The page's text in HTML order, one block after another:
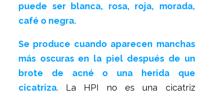
puede ser blanca, rosa, roja, morada,
café o negra.
Se produce cuando aparecen manchas
más oscuras en la piel después de un
brote de acné o una herida que
cicatriza. La HPI no es una cicatriz